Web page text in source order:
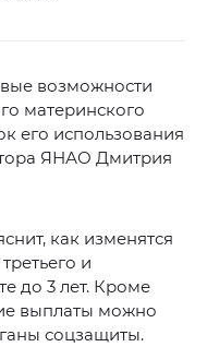
возможности
материнского
его использования
ЯНАО Дмитрия
как изменятся
и
до 3 лет. Кроме
выплаты можно
соцзащиты.